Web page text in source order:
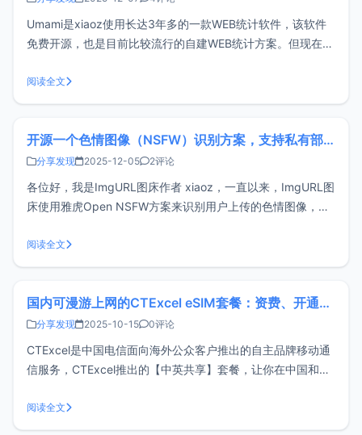
Umami是xiaoz使用长达3年多的一款WEB统计软件，该软件
免费开源，也是目前比较流行的自建WEB统计方案。但现在
抱，具体见下文所述。为什么不再自建Umami？在使用
Umami 三年多的时间以来，博主经历过2次
阅读全文
开源一个色情图像（NSFW）识别方案，支持私有部署和HTTP调用
分享发现 2025-12-05 2评论
各位好，我是ImgURL图床作者 xiaoz，一直以来，ImgURL图
床使用雅虎Open NSFW方案来识别用户上传的色情图像，不
Open NSFW项目已经有些过时，且识别准确度一般，最近正
好在重构ImgURL，因此急需替代方案。市面上找
阅读全文
国内可漫游上网的CTExcel eSIM套餐：资费、开通与使用全指南
分享发现 2025-10-15 0评论
CTExcel是中国电信面向海外公众客户推出的自主品牌移动通
信服务，CTExcel推出的【中英共享】套餐，让你在中国和英
游、国内魔法上网等场景。这篇文章博主将介绍CTExcel套餐
资费、开通和使用注意事项。适用场景英国、欧洲留学使用跨
阅读全文